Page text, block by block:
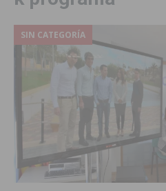
SIN CATEGORÍA